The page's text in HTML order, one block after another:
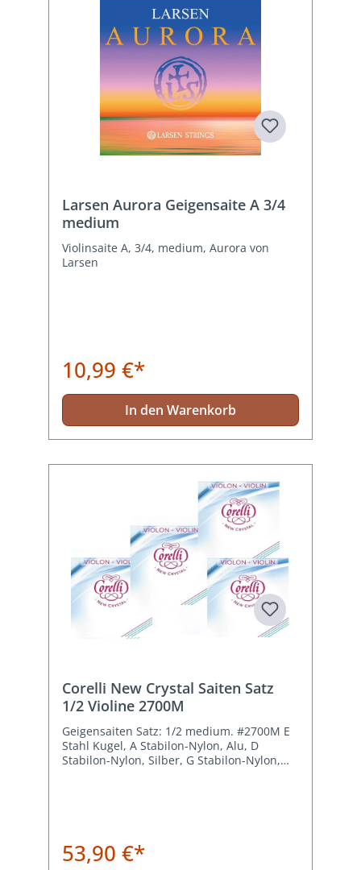
Larsen Aurora Geigensaite A 3/4
medium
Violinsaite A, 3/4, medium, Aurora von
Larsen
10,99 €*
In den Warenkorb
Corelli New Crystal Saiten Satz
1/2 Violine 2700M
Geigensaiten Satz: 1/2 medium. #2700M E
Stahl Kugel, A Stabilon-Nylon, Alu, D
Stabilon-Nylon, Silber, G Stabilon-Nylon,
53,90 €*